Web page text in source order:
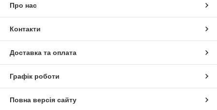
Про нас
Контакти
Доставка та оплата
Графік роботи
Повна версія сайту